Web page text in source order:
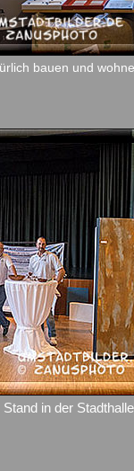
bauen und
in der Stadthalle